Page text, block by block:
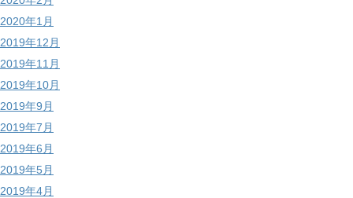
2020年1月
2019年12月
2019年11月
2019年10月
2019年9月
2019年7月
2019年6月
2019年5月
2019年4月